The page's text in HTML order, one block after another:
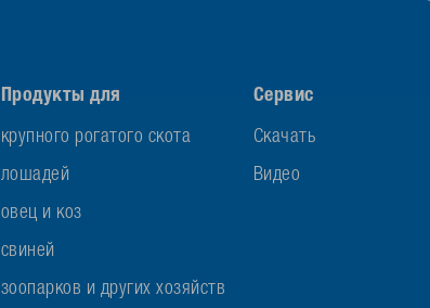
Продукты для
крупного рогатого скота
лошадей
овец и коз
свиней
зоопарков и других хозяйств
Сервис
Скачать
Видео